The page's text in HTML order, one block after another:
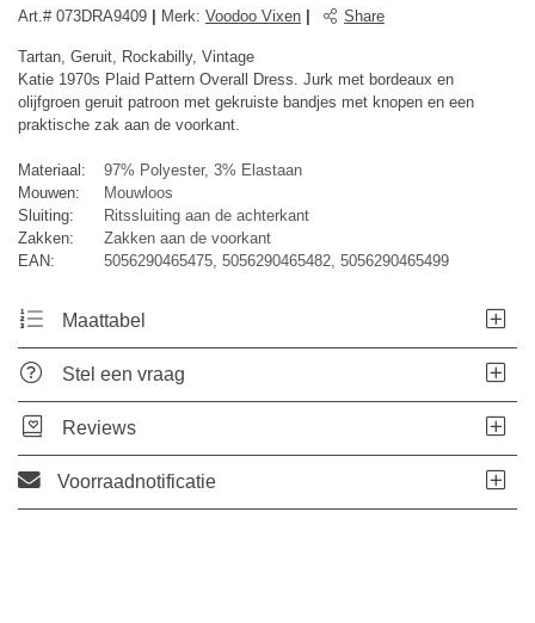
Art.# 073DRA9409 Merk: Voodoo Vixen Share
Tartan, Geruit, Rockabilly, Vintage
Katie 1970s Plaid Pattern Overall Dress. Jurk met bordeaux en
olijfgroen geruit patroon met gekruiste bandjes met knopen en een
praktische zak aan de voorkant.
Materiaal:
97% Polyester, 3% Elastaan
Mouwen:
Mouwloos
Sluiting:
Ritssluiting aan de achterkant
Zakken:
Zakken aan de voorkant
EAN:
5056290465475, 5056290465482, 5056290465499
Maattabel
Stel een vraag
Reviews
Voorraadnotificatie